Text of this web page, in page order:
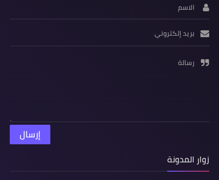
الاسم
بريد إلكتروني
رسالة
زوار المدونة